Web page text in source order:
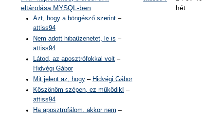
eltárolása MYSQL-ben
Azt, hogy a böngésző szerint–
attiss94
Nem adott hibaüzenetet, le is –
attiss94
Látod, az aposztrófokkal volt–
Hidvégi Gábor
Mit jelent az, hogy– Hidvégi Gábor
Köszönöm szépen, ez működik! –
attiss94
Ha aposztrofálom, akkor nem –
hét